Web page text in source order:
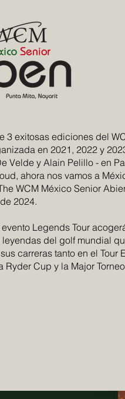
3 exitosas ediciones del
en 2021, 2022 y
Velde y Alain Pelillo - en
ahora nos vamos a
WCM México Senior
2024.
Legends Tour
del golf mundial
carreras tanto en el Tour
Ryder Cup y la Major